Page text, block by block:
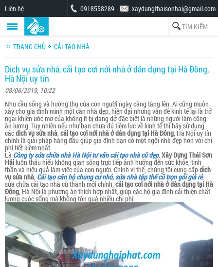
Liên hệ xaydungthaisonhai@gmail.com
0918558289
TRANG CHỦ CẢI TẠO NHÀ
Dich vụ sửa nhà, cải tạo cơi nới nhà ở dân dụng tại Hà Đông,
Hà Nội uy tín
08/06/2019, 10:22
Nhu cầu sống và hưởng thụ của con người ngày càng tăng lên. Ai cũng muốn
xây cho gia đình mình một căn nhà đẹp, hiện đại nhưng vấn đề kinh tế lại là trở
ngại khiến ước mơ của không ít bị dang dở đặc biệt là những người làm công
ăn lương. Tuy nhiên nếu như bạn chưa đủ tiềm lực về kinh tế thì hãy sử dụng
cácdich vụ sửa nhà, cải tạo cơi nới nhà ở dân dụng tại Hà Đông, Hà Nội uy tín
chính là giải pháp hàng đầu giúp gia đình bạn có một ngôi nhà đẹp hơn với chi
phí tiết kiệm nhất.
Là Công ty sửa chữa nhà Hà Nội tư vấn cải tạo nhà cũ đẹp.Xây Dựng Thái Sơn
Hải luôn thấu hiểu không gian sống trực tiếp ảnh hưởng đến sức khỏe, tinh
thần và hiệu quả làm việc của con người. Chính vì thế, chúng tôi cung cấpdich
vụ sửa nhà, Cải tạo căn hộ chung cư nhỏ, sửa nhà tập thể cũ trọn gói giá rẻ,
sửa chữa cải tạo nhà cũ thành mới chính, cải tạo cơi nới nhà ở dân dụng tại Hà
Đông, Hà Nội là phương án thích hợp nhất, giúp các hộ gia đình cải thiện chất
lượng cuộc sống mà không tốn quá nhiều chi phí.